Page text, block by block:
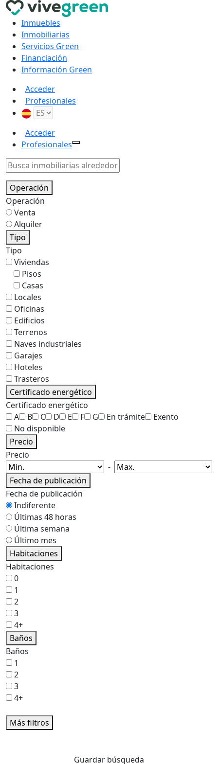
Inmuebles
Inmobiliarias
Servicios Green
Financiación
Información Green
Acceder
Profesionales
Acceder
Profesionales
Operación
Operación
Venta
Alquiler
Tipo
Tipo
Viviendas
Pisos
Casas
Locales
Oficinas
Edificios
Terrenos
Naves industriales
Garajes
Hoteles
Trasteros
Certificado energético
Certificado energético
A
B C D E F G En trámite
Exento
No disponible
Precio
Precio
-
Fecha de publicación
Fecha de publicación
Indiferente
Últimas 48 horas
Última semana
Último mes
Habitaciones
Habitaciones
0
1
2
3
4+
Baños
Baños
1
2
3
4+
Más filtros
Guardar búsqueda